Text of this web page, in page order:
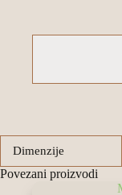
Dimenzije
Povezani proizvodi